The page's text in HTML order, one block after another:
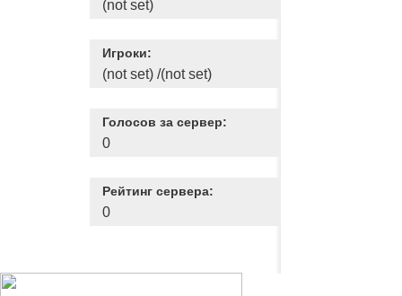
(not set)
Игроки:
(not set) /(not set)
Голосов за сервер:
0
Рейтинг сервера:
0